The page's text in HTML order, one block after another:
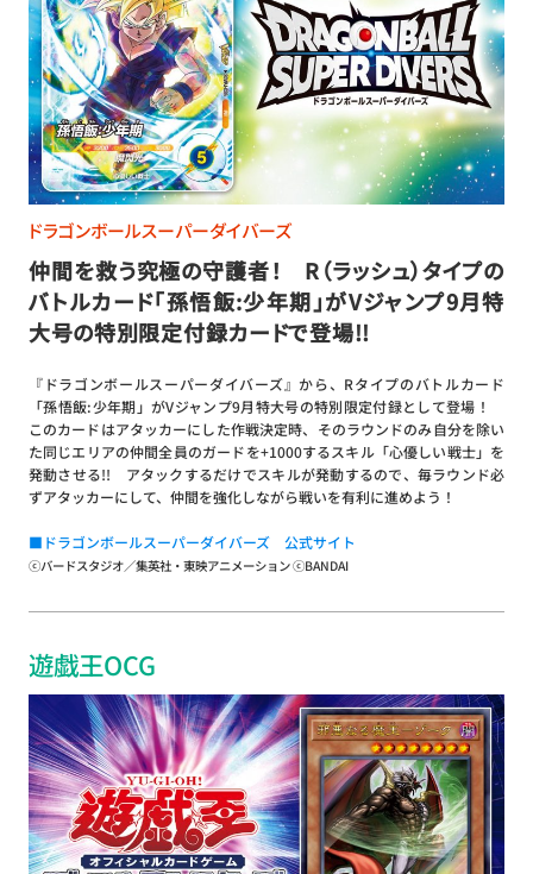
ドラゴンボールスーパーダイバーズ
仲間を救う究極の守護者！ R（ラッシュ）タイプの
バトルカード「孫悟飯:少年期」がVジャンプ9月特
大号の特別限定付録カードで登場!!
『ドラゴンボールスーパーダイバーズ』から、Rタイプのバトルカード
「孫悟飯:少年期」がVジャンプ9月特大号の特別限定付録として登場！
このカードはアタッカーにした作戦決定時、そのラウンドのみ自分を除い
た同じエリアの仲間全員のガードを+1000するスキル「心優しい戦士」を
発動させる!! アタックするだけでスキルが発動するので、毎ラウンド必
ずアタッカーにして、仲間を強化しながら戦いを有利に進めよう！
■ドラゴンボールスーパーダイバーズ 公式サイト
ⓒバードスタジオ／集英社・東映アニメーション ⓒBANDAI
遊戯王OCG